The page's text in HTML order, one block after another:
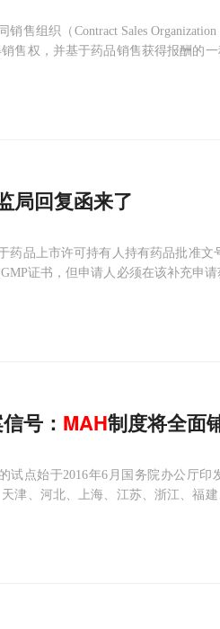
销售组织（Contract Sales
售权，并基于药品销售获得报酬的
局回复函来了
药品上市许可持有人持有药品批准
证书，但申请人必须在该补充申
号： MAH制度将全面
试点始于2016年6月国务院办公厅印
津、河北、上海、江苏、浙江、福